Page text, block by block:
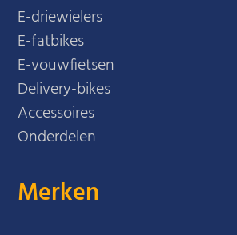
E-driewielers
E-fatbikes
E-vouwfietsen
Delivery-bikes
Accessoires
Onderdelen
Merken